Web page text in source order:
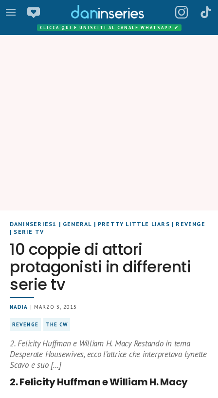
CLICCA QUI E UNISCITI AL CANALE WHATSAPP ✔
DANINSERIES1 | GENERAL | PRETTY LITTLE LIARS | REVENGE
| SERIE TV
10 coppie di attori
protagonisti in differenti
serie tv
NADIA | MARZO 3, 2015
REVENGE THE CW
2. Felicity Huffman e William H. Macy Restando in tema
Desperate Housewives, ecco l’attrice che interpretava Lynette
Scavo e suo […]
2. Felicity Huffman e William H. Macy